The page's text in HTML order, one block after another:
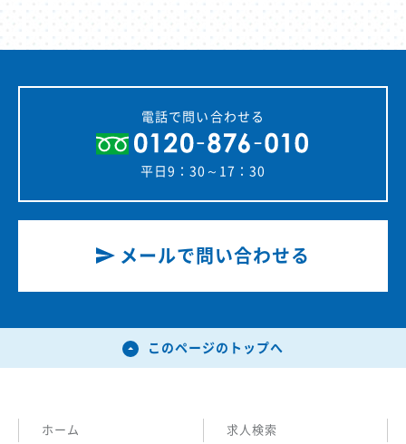
電話で問い合わせる
平日9：30～17：30
メールで問い合わせる
このページのトップへ
ホーム 求人検索